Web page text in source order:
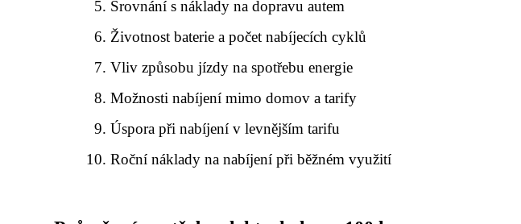
Srovnání s náklady na dopravu autem
Životnost baterie a počet nabíjecích cyklů
Vliv způsobu jízdy na spotřebu energie
Možnosti nabíjení mimo domov a tarify
Úspora při nabíjení v levnějším tarifu
Roční náklady na nabíjení při běžném využití